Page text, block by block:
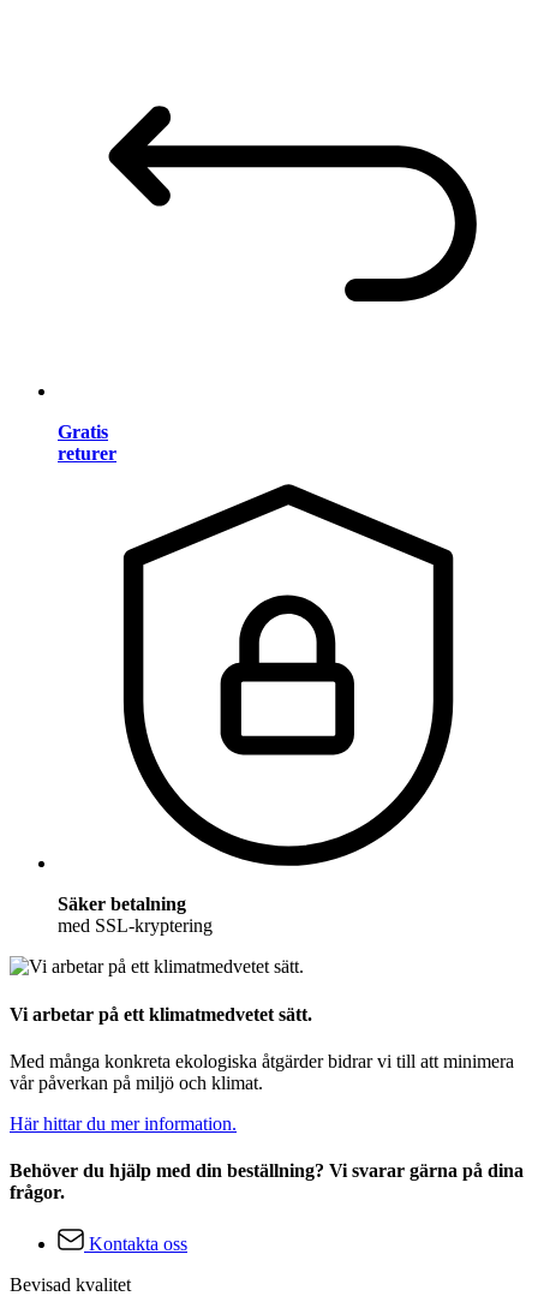
Gratis
returer
Säker betalning
med SSL-kryptering
Vi arbetar på ett klimatmedvetet sätt.
Med många konkreta ekologiska åtgärder bidrar vi till att minimera
vår påverkan på miljö och klimat.
Här hittar du mer information.
Behöver du hjälp med din beställning? Vi svarar gärna på dina
frågor.
Kontakta oss
Bevisad kvalitet